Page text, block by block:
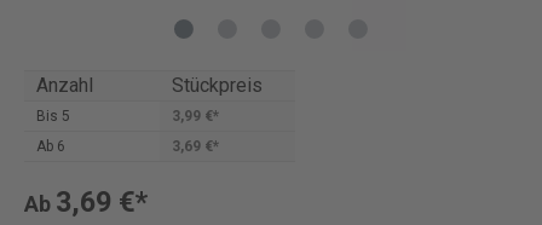
Anzahl Stückpreis
Bis 5
3,99 €*
Ab 6 3,69 €*
Ab 3,69 €*